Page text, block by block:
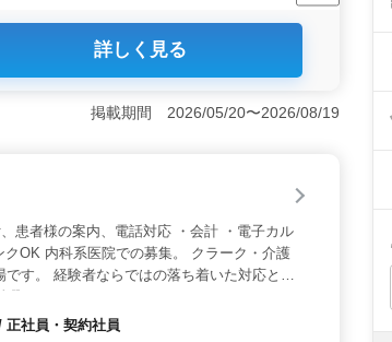
ンタル会社での自動車整備士業務です。
、女性や50代以上の方が活躍中で、アッ
上の経験者を優遇します。作業着や整備道
また、年間休日112日としっかり休めるの
機械レンタル事業の中で、技術力を高め
詳しく見る
掲載期間 2026/05/20〜2026/08/19
患者様の案内、電話対応 ・会計 ・電子カル
OK 内科系医院での募集。 クラーク・介護
す。 経験者ならではの落ち着いた対応と正
正社員・契約社員